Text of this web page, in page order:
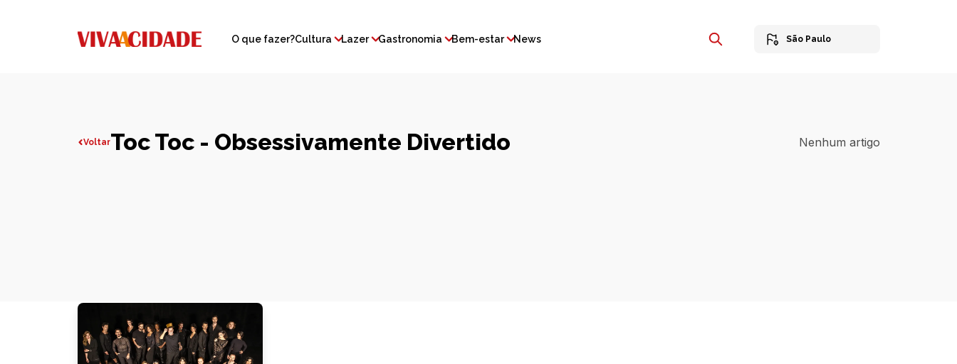
O que fazer?Cultura Lazer Gastronomia Bem-estar News São Paulo
VoltarToc Toc - Obsessivamente Divertido Nenhum artigo